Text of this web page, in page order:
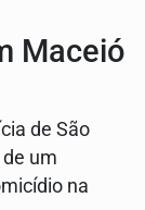
Maceió
de São
um
na